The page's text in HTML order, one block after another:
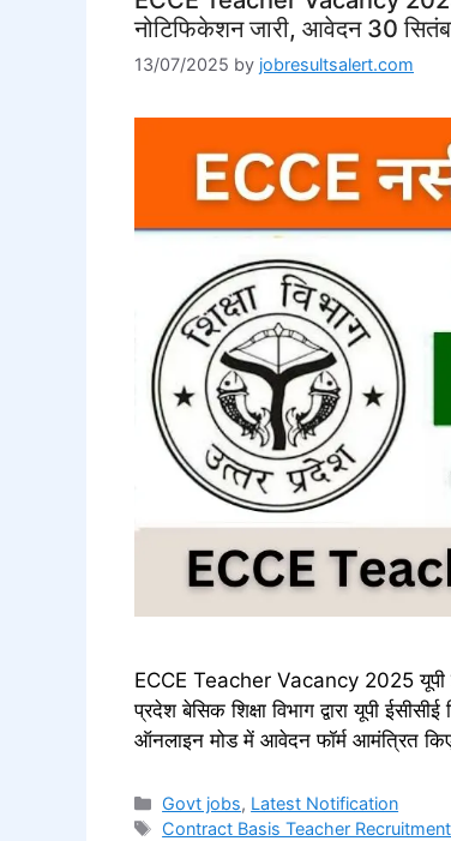
नोटिफिकेशन जारी, आवेदन 30
13/07/2025 by jobresultsalert.com
ECCE Teacher Vacancy 2025 यूपी
प्रदेश बेसिक शिक्षा विभाग द्वारा यूपी
ऑनलाइन मोड में आवेदन फॉर्म आमंत्रित
Categories
Govt jobs, Latest Notification
Tags
Contract Basis Teacher